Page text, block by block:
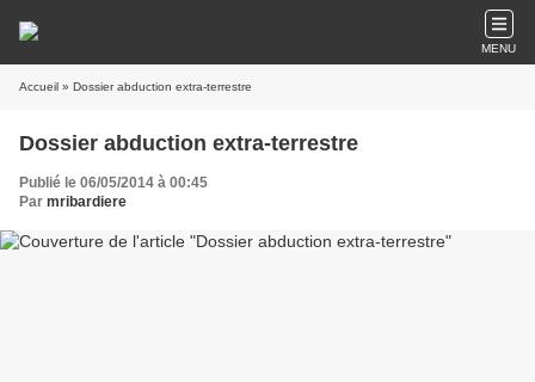
MENU
Accueil » Dossier abduction extra-terrestre
Dossier abduction extra-terrestre
Publié le 06/05/2014 à 00:45
Par mribardiere